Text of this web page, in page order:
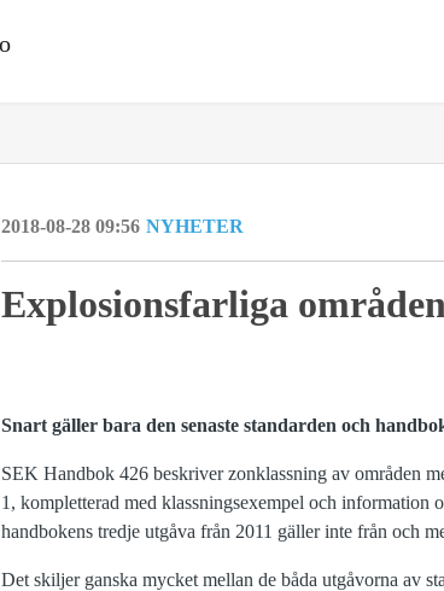
2018-08-28 09:56 NYHETER
Explosionsfarliga områden
Snart gäller bara den senaste standarden och
SEK Handbok 426 beskriver zonklassning av områden
1, kompletterad med klassningsexempel och information
handbokens tredje utgåva från 2011 gäller inte från och
Det skiljer ganska mycket mellan de båda utgåvorna av